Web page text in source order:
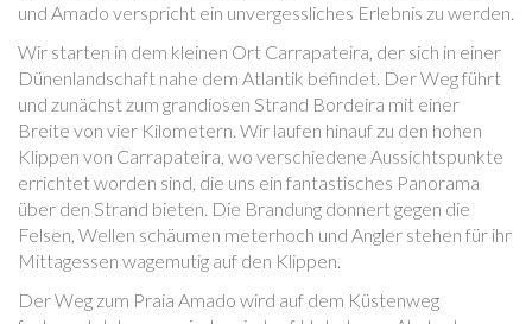
und Amado verspricht ein unvergessliches Erlebnis zu werden.
Wir starten in dem kleinen Ort Carrapateira, der sich in einer
Dünenlandschaft nahe dem Atlantik befindet. Der Weg führt
und zunächst zum grandiosen Strand Bordeira mit einer
Breite von vier Kilometern. Wir laufen hinauf zu den hohen
Klippen von Carrapateira, wo verschiedene Aussichtspunkte
errichtet worden sind, die uns ein fantastisches Panorama
über den Strand bieten. Die Brandung donnert gegen die
Felsen, Wellen schäumen meterhoch und Angler stehen für ihr
Mittagessen wagemutig auf den Klippen.
Der Weg zum Praia Amado wird auf dem Küstenweg